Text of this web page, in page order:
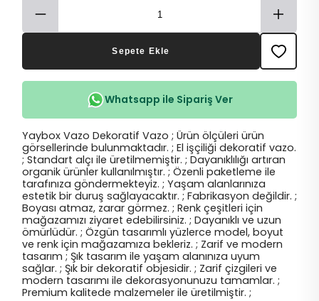
Sepete Ekle
Whatsapp ile Sipariş Ver
Yaybox Vazo Dekoratif Vazo ; Ürün ölçüleri ürün
görsellerinde bulunmaktadır. ; El işçiliği dekoratif vazo.
; Standart alçı ile üretilmemiştir. ; Dayanıklılığı artıran
organik ürünler kullanılmıştır. ; Özenli paketleme ile
tarafınıza göndermekteyiz. ; Yaşam alanlarınıza
estetik bir duruş sağlayacaktır. ; Fabrikasyon değildir. ;
Boyası atmaz, zarar görmez. ; Renk çeşitleri için
mağazamızı ziyaret edebilirsiniz. ; Dayanıklı ve uzun
ömürlüdür. ; Özgün tasarımlı yüzlerce model, boyut
ve renk için mağazamıza bekleriz. ; Zarif ve modern
tasarım ; Şık tasarım ile yaşam alanınıza uyum
sağlar. ; Şık bir dekoratif objesidir. ; Zarif çizgileri ve
modern tasarımı ile dekorasyonunuzu tamamlar. ;
Premium kalitede malzemeler ile üretilmiştir. ;